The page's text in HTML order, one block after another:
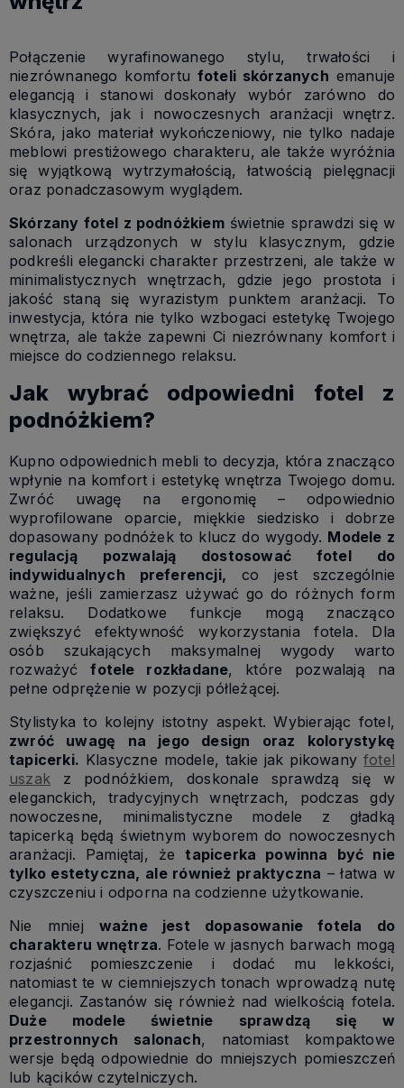
Połączenie wyrafinowanego stylu, trwałości i
niezrównanego komfortu foteli skórzanych emanuje
elegancją i stanowi doskonały wybór zarówno do
klasycznych, jak i nowoczesnych aranżacji wnętrz.
Skóra, jako materiał wykończeniowy, nie tylko nadaje
meblowi prestiżowego charakteru, ale także wyróżnia
się wyjątkową wytrzymałością, łatwością pielęgnacji
oraz ponadczasowym wyglądem.
Skórzany fotel z podnóżkiemświetnie sprawdzi się w
salonach urządzonych w stylu klasycznym, gdzie
podkreśli elegancki charakter przestrzeni, ale także w
minimalistycznych wnętrzach, gdzie jego prostota i
jakość staną się wyrazistym punktem aranżacji. To
inwestycja, która nie tylko wzbogaci estetykę Twojego
wnętrza, ale także zapewni Ci niezrównany komfort i
miejsce do codziennego relaksu.
Jak wybrać odpowiedni fotel z
podnóżkiem?
Kupno odpowiednich mebli to decyzja, która znacząco
wpłynie na komfort i estetykę wnętrza Twojego domu.
Zwróć uwagę na ergonomię – odpowiednio
wyprofilowane oparcie, miękkie siedzisko i dobrze
dopasowany podnóżek to klucz do wygody. Modele z
regulacją pozwalają dostosować fotel do
indywidualnych preferencji, co jest szczególnie
ważne, jeśli zamierzasz używać go do różnych form
relaksu. Dodatkowe funkcje mogą znacząco
zwiększyć efektywność wykorzystania fotela. Dla
osób szukających maksymalnej wygody warto
rozważyćfotele rozkładane, które pozwalają na
pełne odprężenie w pozycji półleżącej.
Stylistyka to kolejny istotny aspekt. Wybierając fotel,
zwróć uwagę na jego design oraz kolorystykę
tapicerki. Klasyczne modele, takie jak pikowany fotel
uszak z podnóżkiem, doskonale sprawdzą się w
eleganckich, tradycyjnych wnętrzach, podczas gdy
nowoczesne, minimalistyczne modele z gładką
tapicerką będą świetnym wyborem do nowoczesnych
aranżacji. Pamiętaj, żetapicerka powinna być nie
tylko estetyczna, ale również praktyczna – łatwa w
czyszczeniu i odporna na codzienne użytkowanie.
Nie mniej ważne jest dopasowanie fotela do
charakteru wnętrza. Fotele w jasnych barwach mogą
rozjaśnić pomieszczenie i dodać mu lekkości,
natomiast te w ciemniejszych tonach wprowadzą nutę
elegancji. Zastanów się również nad wielkością fotela.
Duże modele świetnie sprawdzą się w
przestronnych salonach, natomiast kompaktowe
wersje będą odpowiednie do mniejszych pomieszczeń
lub kącików czytelniczych.